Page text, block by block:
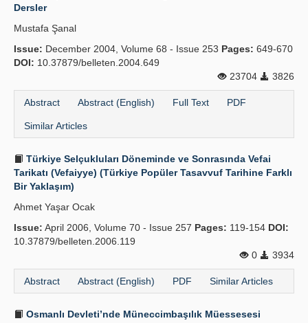
Dersler
Mustafa Şanal
Issue: December 2004, Volume 68 - Issue 253 Pages: 649-670
DOI: 10.37879/belleten.2004.649
23704
3826
Abstract Abstract (English) Full Text PDF
Similar Articles
Türkiye Selçukluları Döneminde ve Sonrasında Vefai
Tarikatı (Vefaiyye) (Türkiye Popüler Tasavvuf Tarihine Farklı
Bir Yaklaşım)
Ahmet Yaşar Ocak
Issue: April 2006, Volume 70 - Issue 257 Pages: 119-154 DOI:
10.37879/belleten.2006.119
0
3934
Abstract Abstract (English) PDF Similar Articles
Osmanlı Devleti’nde Müneccimbaşılık Müessesesi